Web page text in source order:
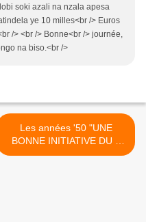
soki azali na nzala apesa
ye 10 milles<br /> Euros
/> <br /> Bonne<br /> journée,
na biso.<br />
Les années '50 "UNE
BONNE INITIATIVE DU «
MESSAGER » >